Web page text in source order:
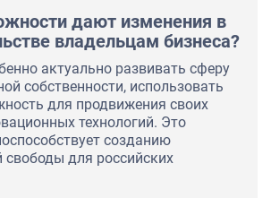
дают изменения в
владельцам бизнеса?
актуально развивать сферу
собственности, использовать
для продвижения своих
технологий. Это
созданию
свободы для российских